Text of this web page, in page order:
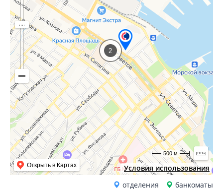
Условия использования
Открыть в Картах
500 м
2
отделения банкоматы